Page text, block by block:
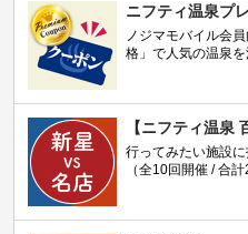
ニフティ温泉プ
ノジマモバイル会
格」で人気の温泉を
【ニフティ温泉
行ってみたい施設
（全10回開催 / 合計